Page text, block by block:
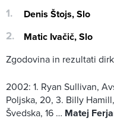
Denis Štojs, Slo
Matic Ivačič, Slo
Zgodovina in rezultati
2002: 1. Ryan Sullivan,
Poljska, 20, 3. Billy
Švedska, 16 … Matej